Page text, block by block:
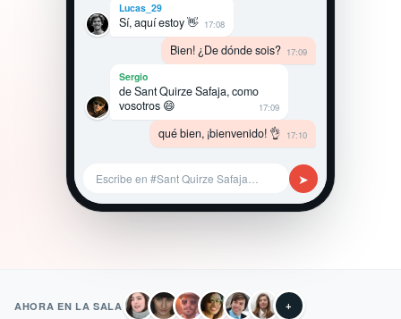
Lucas_29
Sí, aquí estoy 👋 17:08
Bien! ¿De dónde sois? 17:09
Sergio
de Sant Quirze Safaja, como
vosotros 😄
17:09
qué bien, ¡bienvenido! 👌 17:10
Escribe en #Sant Quirze Safaja… ➤
AHORA EN LA SALA +